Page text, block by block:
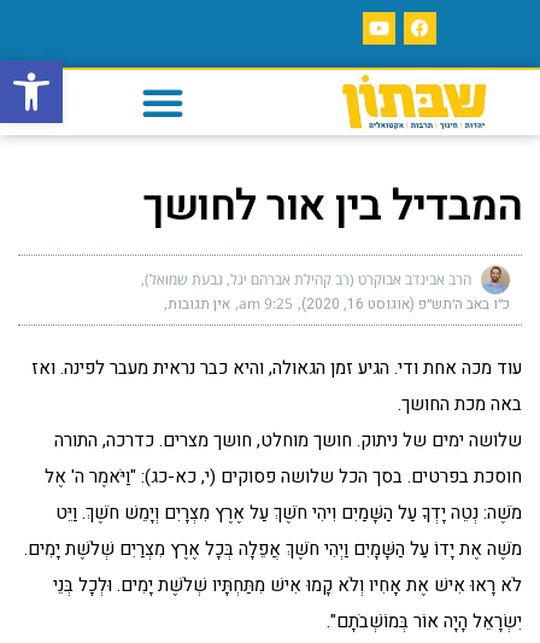
פתח
המבדיל בין אור לחושך
הרב אבינדב אבוקרט (רב קהילת אברהם יגל, גבעת שמואל)
כ״ו באב ה׳תש״פ (אוגוסט 16, 2020) 9:25 am אין תגובות
עוד מכה אחת ודי. הגיע זמן הגאולה, והיא כבר נראית מעבר לפינה. ואז
באה מכת החושך.
שלושה ימים של ניתוק. חושך מוחלט, חושך מצרים. כדרכה, התורה
חוסכת בפרטים. בסך הכל שלושה פסוקים (י, כא-כג): "וַיֹּאמֶר ה' אֶל
מֹשֶׁה: נְטֵה יָדְךָ עַל הַשָּׁמַיִם וִיהִי חֹשֶׁךְ עַל אֶרֶץ מִצְרָיִם וְיָמֵשׁ חֹשֶׁךְ. וַיֵּט
מֹשֶׁה אֶת יָדוֹ עַל הַשָּׁמָיִם וַיְהִי חֹשֶׁךְ אֲפֵלָה בְּכָל אֶרֶץ מִצְרַיִם שְׁלֹשֶׁת יָמִים.
לֹא רָאוּ אִישׁ אֶת אָחִיו וְלֹא קָמוּ אִישׁ מִתַּחְתָּיו שְׁלֹשֶׁת יָמִים. וּלְכָל בְּנֵי
יִשְׂרָאֵל הָיָה אוֹר בְּמוֹשְׁבֹתָם".